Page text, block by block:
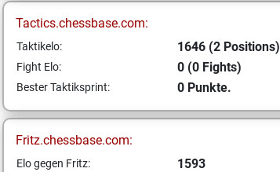
Tactics.chessbase.com:
Taktikelo: 1646 (2 Positions)
Fight Elo: 0 (0 Fights)
Bester Taktiksprint: 0 Punkte.
Fritz.chessbase.com:
Elo gegen Fritz: 1593